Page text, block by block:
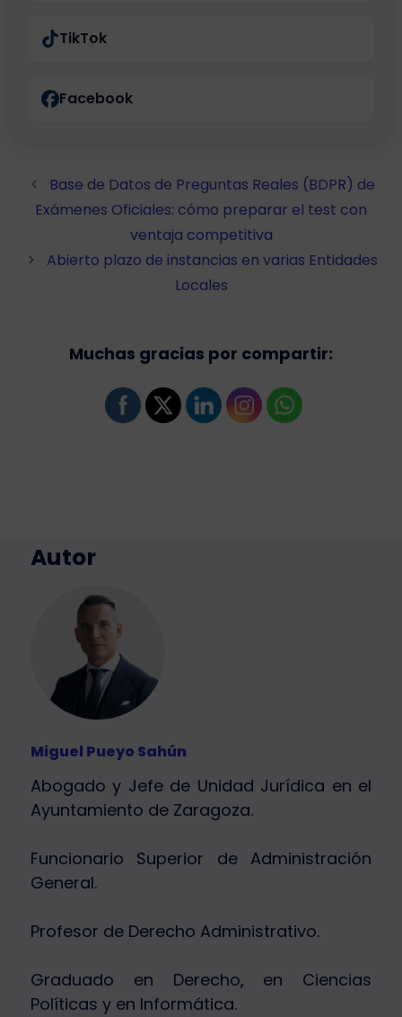
TikTok
Facebook
Base de Datos de Preguntas Reales (BDPR) de
Exámenes Oficiales: cómo preparar el test con
ventaja competitiva
Abierto plazo de instancias en varias Entidades
Locales
Muchas gracias por compartir:
Autor
Miguel Pueyo Sahún
Abogado y Jefe de Unidad Jurídica en el
Ayuntamiento de Zaragoza.
Funcionario Superior de Administración
General.
Profesor de Derecho Administrativo.
Graduado en Derecho, en Ciencias
Políticas y en Informática.